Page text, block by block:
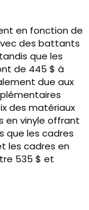
en fonction de
des battants
que les
de 445 $ à
due aux
des matériaux
en vinyle offrant
que les cadres
les cadres en
535 $ et